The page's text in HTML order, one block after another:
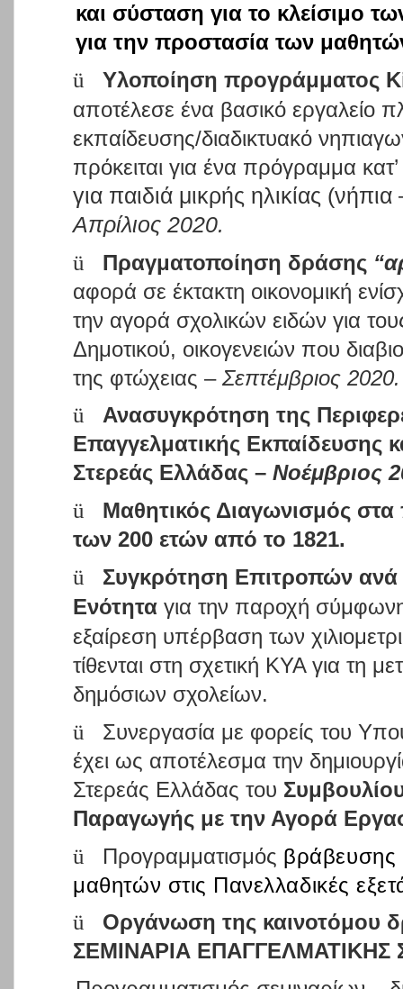
και σύσταση για το κλείσιμο
για την προστασία των
ü
Υλοποίηση προγράμματος
αποτέλεσε ένα βασικό εργαλείο
εκπαίδευσης/διαδικτυακό
πρόκειται για ένα πρόγραμμα κατ’
για παιδιά μικρής ηλικίας
Απρίλιος 2020.
ü
Πραγματοποίηση δράσης
αφορά σε έκτακτη οικονομική
την αγορά σχολικών ειδών για
Δημοτικού, οικογενειών που
της φτώχειας –Σεπτέμβριος 2020.
ü
Ανασυγκρότηση της
Επαγγελματικής Εκπαίδευσης
Στερεάς Ελλάδας –Νοέμβριος
ü
Μαθητικός Διαγωνισμός στα
των 200 ετών από το 1821.
ü
Συγκρότηση Επιτροπών ανά
Ενότητα για την παροχή
εξαίρεση υπέρβαση των
τίθενται στη σχετική ΚΥΑ για τη
δημόσιων σχολείων.
ü
Συνεργασία με φορείς του
έχει ως αποτέλεσμα την
Στερεάς Ελλάδας του
Παραγωγής με την Αγορά
ü
Προγραμματισμός
μαθητών στις Πανελλαδικές
ü
Οργάνωση της καινοτόμου
ΣΕΜΙΝΑΡΙΑ ΕΠΑΓΓΕΛΜΑΤΙΚΗΣ